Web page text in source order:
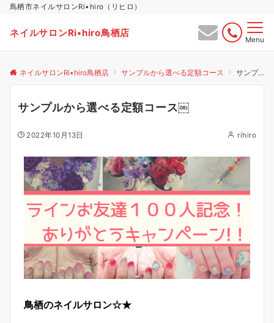
鳥栖市ネイルサロンRi•hiro（リヒロ）
ネイルサロンRi•hiro鳥栖店
Menu
ネイルサロンRi•hiro鳥栖店 サンプルから選べる定額コース サンプルから選べる定額コース￼
サンプルから選べる定額コース￼
2022年10月13日 rihiro
鳥栖のネイルサロン☆★